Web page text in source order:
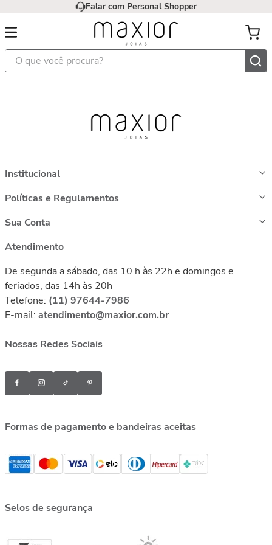
Falar com Personal Shopper
O que você procura?
Institucional
Políticas e Regulamentos
Sua Conta
Atendimento
De segunda a sábado, das 10 h às 22h e domingos e
feriados, das 14h às 20h
Telefone: (11) 97644-7986
E-mail: atendimento@maxior.com.br
Nossas Redes Sociais
Formas de pagamento e bandeiras aceitas
Selos de segurança